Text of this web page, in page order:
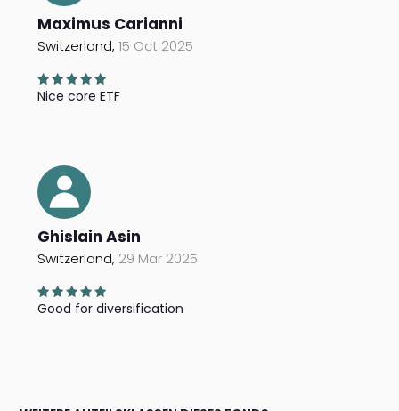
Maximus Carianni
Switzerland,15 Oct 2025
Nice core ETF
Ghislain Asin
Switzerland, 29 Mar 2025
Good for diversification